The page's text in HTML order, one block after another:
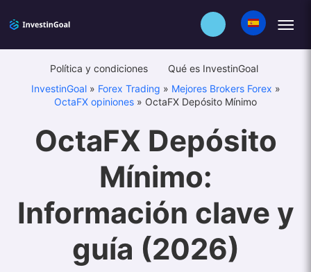
Política y condiciones
Qué es InvestinGoal
InvestinGoal» Forex Trading » Mejores Brokers Forex »
OctaFX opiniones » OctaFX Depósito Mínimo
OctaFX Depósito
Mínimo:
Información clave y
guía (2026)